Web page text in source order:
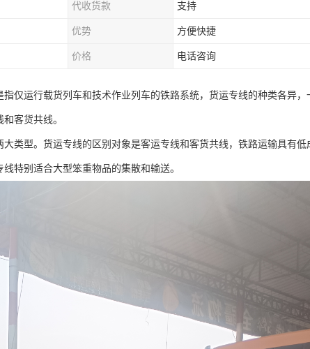
代收货款 支持
优势 方便快捷
价格 电话咨询
仅运行载货列车和技术作业列车的铁路系统，货运专线的种类各异，
客货共线。
类型。货运专线的区别对象是客运专线和客货共线，铁路运输具有低
特别适合大型笨重物品的集散和输送。